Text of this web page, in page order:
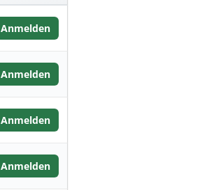
Anmelden
Anmelden
Anmelden
Anmelden